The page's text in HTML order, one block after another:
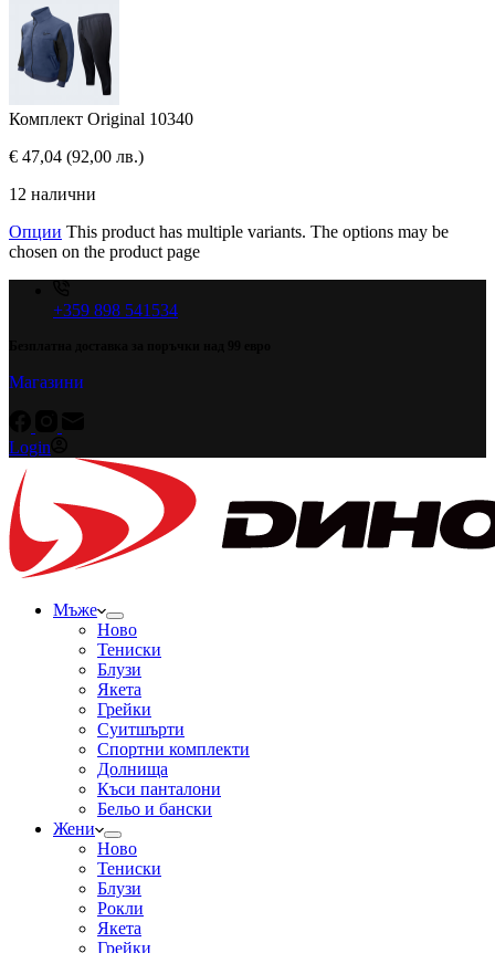
Комплект Original 10340
€ 47,04 (92,00 лв.)
12 налични
Опции This product has multiple variants. The options may be
chosen on the product page
+359 898 541534
Магазини
Login
Мъже
Ново
Тениски
Блузи
Якета
Грейки
Суитшърти
Спортни комплекти
Долнища
Къси панталони
Бельо и бански
Жени
Ново
Тениски
Блузи
Рокли
Якета
Грейки